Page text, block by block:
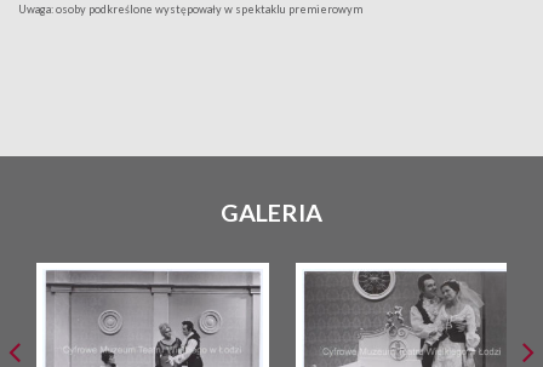
Uwaga: osoby podkreślone występowały w spektaklu premierowym
GALERIA